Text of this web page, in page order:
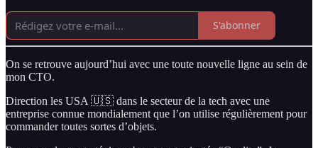
S'abonner
On se retrouve aujourd’hui avec une toute nouvelle ligne au sein de
mon CTO.
Direction les USA 🇺🇸 dans le secteur de la tech avec une
entreprise connue mondialement que l’on utilise régulièrement pour
commander toutes sortes d’objets.